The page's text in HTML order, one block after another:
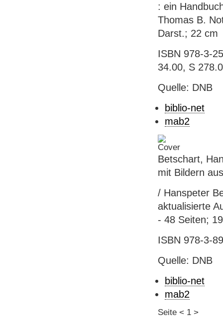
: ein
Thomas B.
Darst.; 22 cm
ISBN 978-3-
34.00, S
Quelle: DNB
biblio-net
mab2
Betschart,
mit Bildern
/ Hanspeter
aktualisierte
- 48 Seiten;
ISBN 978-3-
Quelle: DNB
biblio-net
mab2
Seite < 1 >